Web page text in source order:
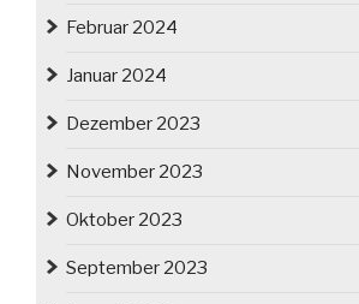
Februar 2024
Januar 2024
Dezember 2023
November 2023
Oktober 2023
September 2023